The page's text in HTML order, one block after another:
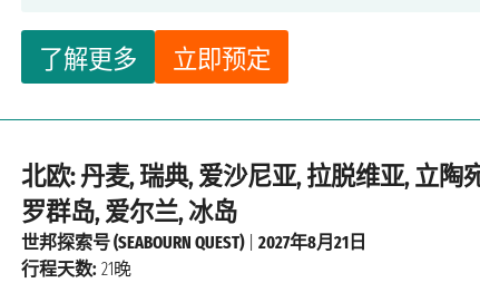
了解更多 立即预定
北欧: 丹麦, 瑞典, 爱沙尼亚, 拉脱维亚, 立陶
罗群岛, 爱尔兰, 冰岛
世邦探索号 (SEABOURN QUEST)|2027年8月21日
行程天数: 21晚